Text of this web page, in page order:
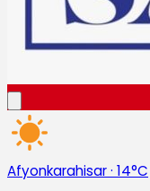
Afyonkarahisar· 14°C